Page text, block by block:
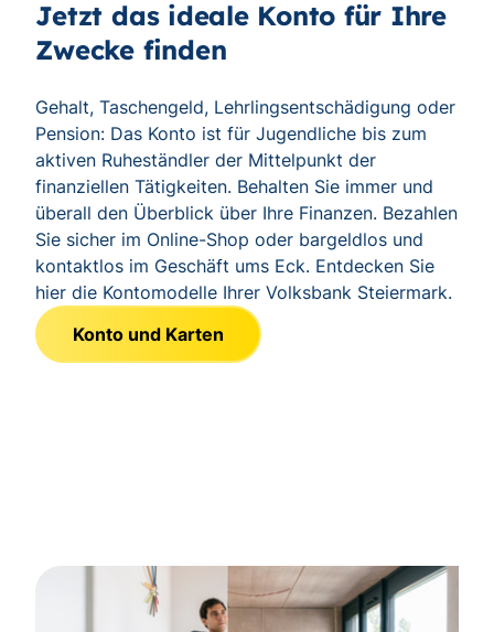
Jetzt das ideale Konto für Ihre
Zwecke finden
Gehalt, Taschengeld, Lehrlingsentschädigung oder
Pension: Das Konto ist für Jugendliche bis zum
aktiven Ruheständler der Mittelpunkt der
finanziellen Tätigkeiten. Behalten Sie immer und
überall den Überblick über Ihre Finanzen. Bezahlen
Sie sicher im Online-Shop oder bargeldlos und
kontaktlos im Geschäft ums Eck. Entdecken Sie
hier die Kontomodelle Ihrer Volksbank Steiermark.
Konto und Karten